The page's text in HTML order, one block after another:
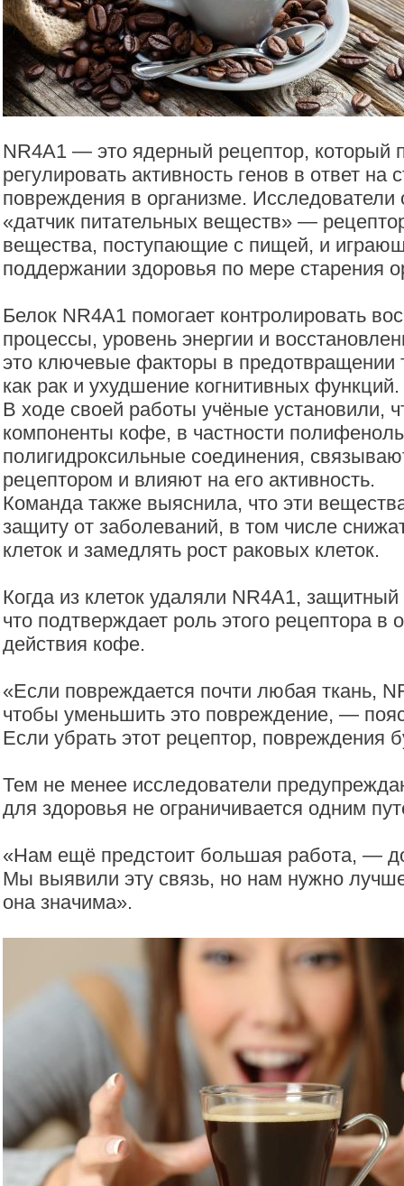
NR4A1 — это ядерный рецептор, который
регулировать активность генов в ответ на
повреждения в организме. Исследователи
«датчик питательных веществ» —
вещества, поступающие с пищей, и
поддержании здоровья по мере старения
Белок NR4A1 помогает контролировать
процессы, уровень энергии и
это ключевые факторы в предотвращении
как рак и ухудшение когнитивных функций.
В ходе своей работы учёные установили,
компоненты кофе, в частности
полигидроксильные соединения,
рецептором и влияют на его активность.
Команда также выяснила, что эти
защиту от заболеваний, в том числе
клеток и замедлять рост раковых клеток.
Когда из клеток удаляли NR4A1,
что подтверждает роль этого рецептора в
действия кофе.
«Если повреждается почти любая ткань,
чтобы уменьшить это повреждение, —
Если убрать этот рецептор, повреждения
Тем не менее исследователи
для здоровья не ограничивается одним
«Нам ещё предстоит большая работа, —
Мы выявили эту связь, но нам нужно
она значима».